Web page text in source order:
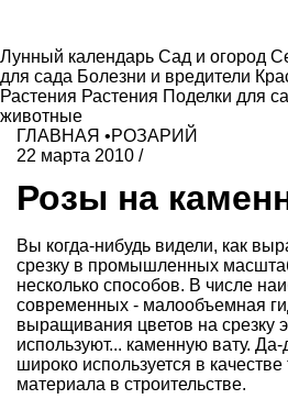
Лунный календарь Сад и огород
для сада Болезни и вредители
Растения Растения Поделки для
животные
ГЛАВНАЯ •РОЗАРИЙ
22 марта 2010 /
Розы на
Вы когда-нибудь видели, как
срезку в промышленных
несколько способов. В числе
современных - малообъемная
выращивания цветов на срезку
используют... каменную вату.
широко используется в
материала в строительстве.